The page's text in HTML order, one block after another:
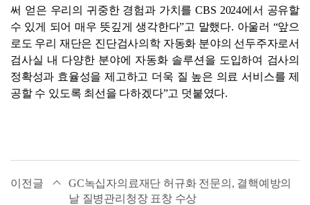
써 얻은 우리의 귀중한 경험과 가치를 CBS 2024에서 공유할
수 있게 되어 매우 뜻깊게 생각한다”고 말했다. 아울러 “앞으
로도 우리 재단은 진단검사의학 자동화 분야의 선두주자로서
검사실 내 다양한 분야에 자동화 솔루션을 도입하여 검사의
정확성과 효율성을 제고하고 더욱 질 높은 의료 서비스를 제
공할 수 있도록 최선을 다하겠다”고 덧붙였다.
이전글
GC녹십자의료재단 허규화 전문의, 결핵예방의
날 질병관리청장 표창 수상